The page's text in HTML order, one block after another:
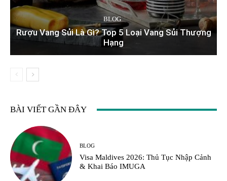
BLOG
Rượu Vang Sủi Là Gì? Top 5 Loại Vang Sủi Thượng
Hạng
BÀI VIẾT GẦN ĐÂY
BLOG
Visa Maldives 2026: Thủ Tục Nhập Cảnh
& Khai Báo IMUGA